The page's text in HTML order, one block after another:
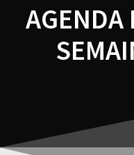
AGENDA